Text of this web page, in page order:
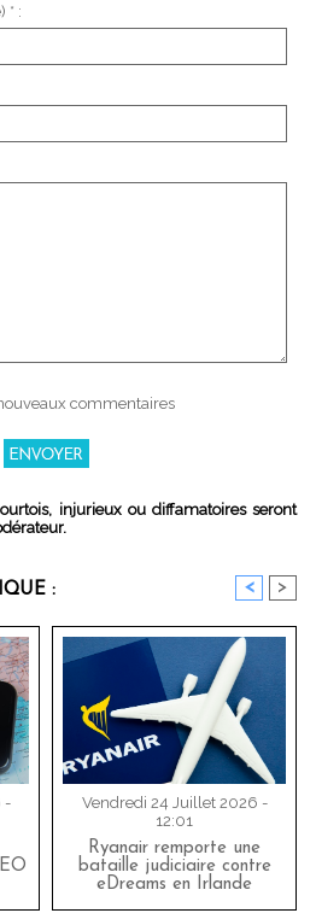
* :
commentaires
injurieux ou diffamatoires seront
: < >
-
Vendredi 24 Juillet 2026 -
12:01
Ryanair remporte une
bataille judiciaire contre
eDreams en Irlande